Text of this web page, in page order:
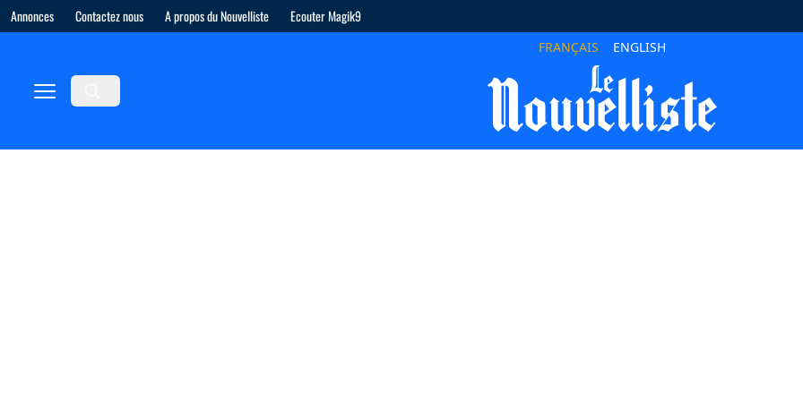
Annonces Contactez nous A propos du Nouvelliste Ecouter Magik9
FRANÇAIS ENGLISH